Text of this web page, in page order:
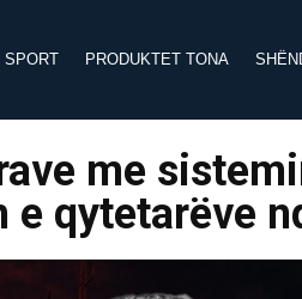
SPORT PRODUKTET TONA
me
qytetarëve